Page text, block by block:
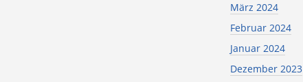
März 2024
Februar 2024
Januar 2024
Dezember 2023